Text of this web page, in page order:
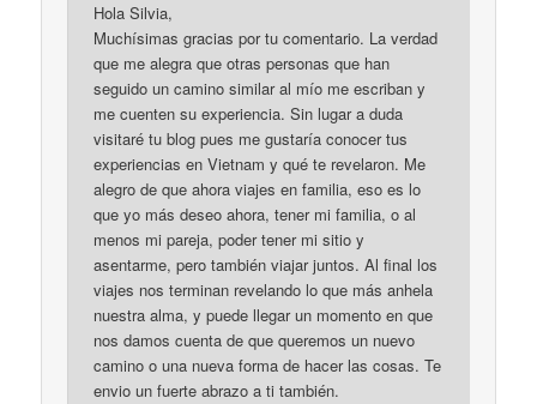
Hola Silvia,
Muchísimas gracias por tu comentario. La verdad
que me alegra que otras personas que han
seguido un camino similar al mío me escriban y
me cuenten su experiencia. Sin lugar a duda
visitaré tu blog pues me gustaría conocer tus
experiencias en Vietnam y qué te revelaron. Me
alegro de que ahora viajes en familia, eso es lo
que yo más deseo ahora, tener mi familia, o al
menos mi pareja, poder tener mi sitio y
asentarme, pero también viajar juntos. Al final los
viajes nos terminan revelando lo que más anhela
nuestra alma, y puede llegar un momento en que
nos damos cuenta de que queremos un nuevo
camino o una nueva forma de hacer las cosas. Te
envio un fuerte abrazo a ti también.